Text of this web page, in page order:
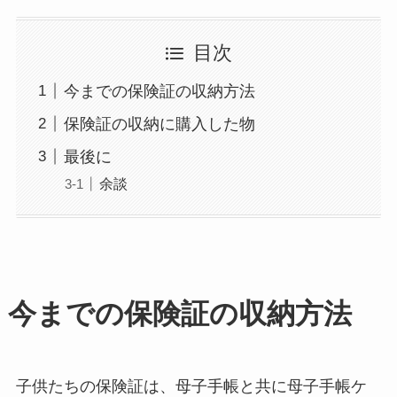
目次
今までの保険証の収納方法
保険証の収納に購入した物
最後に
余談
今までの保険証の収納方法
子供たちの保険証は、母子手帳と共に母子手帳ケ